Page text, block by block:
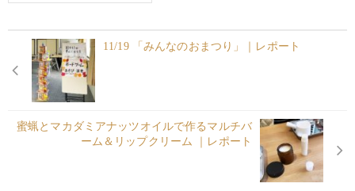
11/19 「みんなのおまつり」｜レポート
蜜蝋とマカダミアナッツオイルで作るマルチバ
ーム＆リップクリーム ｜レポート